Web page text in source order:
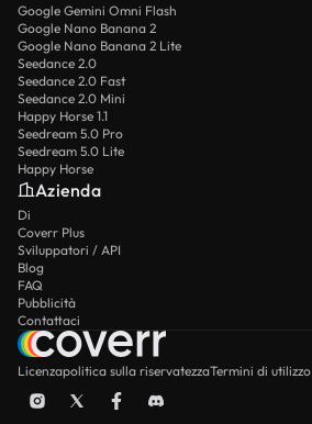
Google Gemini Omni Flash
Google Nano Banana 2
Google Nano Banana 2 Lite
Seedance 2.0
Seedance 2.0 Fast
Seedance 2.0 Mini
Happy Horse 1.1
Seedream 5.0 Pro
Seedream 5.0 Lite
Happy Horse
Azienda
Di
Coverr Plus
Sviluppatori / API
Blog
FAQ
Pubblicità
Contattaci
Licenzapolitica sulla riservatezzaTermini di utilizzo